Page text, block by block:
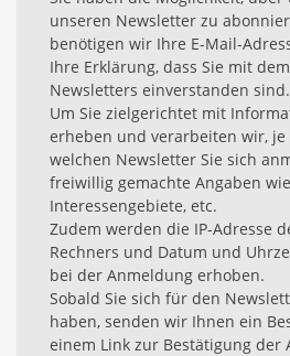
unseren Newsletter zu
benötigen wir Ihre E-Mail-
Ihre Erklärung, dass Sie mit
Newsletters einverstanden sind.
Um Sie zielgerichtet mit
erheben und verarbeiten wir,
welchen Newsletter Sie sich
freiwillig gemachte Angaben
Interessengebiete, etc.
Zudem werden die IP-Adresse
Rechners und Datum und
bei der Anmeldung erhoben.
Sobald Sie sich für den
haben, senden wir Ihnen ein
einem Link zur Bestätigung der